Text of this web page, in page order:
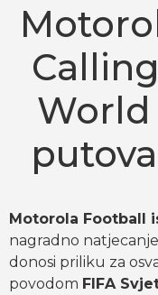
Motorola Football
nagradno
donosi priliku za
povodom FIFA